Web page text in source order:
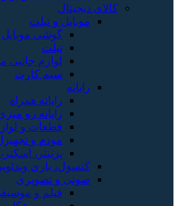
کالای دیجیتال
موبایل و تبلت
گوشی موبایل
تبلت
لوازم جانبی
سیم کارت
رایانه
رایانه همراه
رایانه رو میزی
قطعات و
مودم و
پرینتر،
کنسول، بازی‌
صوتی و تصویری
فیلم و